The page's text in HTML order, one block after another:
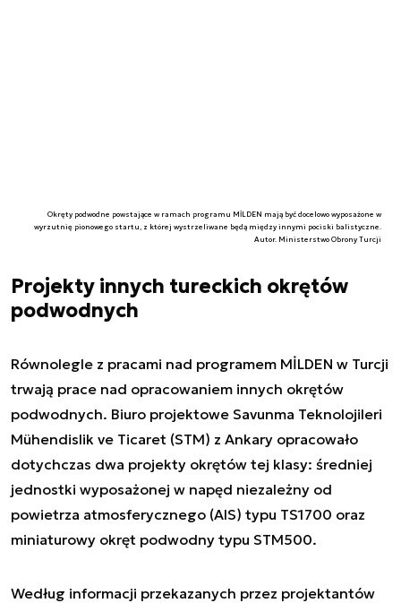
Okręty podwodne powstające w ramach programu MİLDEN mają być docelowo wyposażone w
wyrzutnię pionowego startu, z której wystrzeliwane będą między innymi pociski balistyczne.
Autor. Ministerstwo Obrony Turcji
Projekty innych tureckich okrętów
podwodnych
Równolegle z pracami nad programem MİLDEN w Turcji
trwają prace nad opracowaniem innych okrętów
podwodnych. Biuro projektowe Savunma Teknolojileri
Mühendislik ve Ticaret (STM) z Ankary opracowało
dotychczas dwa projekty okrętów tej klasy: średniej
jednostki wyposażonej w napęd niezależny od
powietrza atmosferycznego (AIS) typu TS1700 oraz
miniaturowy okręt podwodny typu STM500.
Według informacji przekazanych przez projektantów